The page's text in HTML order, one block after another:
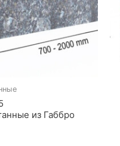
из Габбро